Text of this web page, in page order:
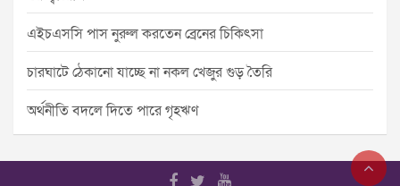
এইচএসসি পাস নুরুল করতেন ব্রেনের চিকিৎসা
চারঘাটে ঠেকানো যাচ্ছে না নকল খেজুর গুড় তৈরি
অর্থনীতি বদলে দিতে পারে গৃহঋণ